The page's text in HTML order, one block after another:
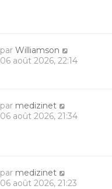
parWilliamson
06 août 2026, 22:14
par medizinet
06 août 2026, 21:34
par medizinet
06 août 2026, 21:23